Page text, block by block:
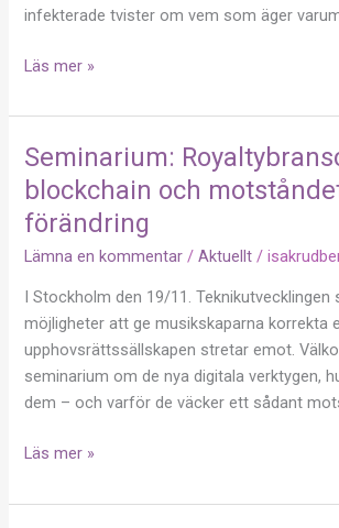
infekterade tvister om vem som äger
Läs mer »
Seminarium:
blockchain och
förändring
Lämna en kommentar /Aktuellt /
I Stockholm den 19/11. Teknikutvecklingen
möjligheter att ge musikskaparna korrekta
upphovsrättssällskapen stretar emot.
seminarium om de nya digitala verktygen,
dem – och varför de väcker ett sådant
Seminarium:
Royaltybranschen,
blockchain
och
motståndet
Läs mer »